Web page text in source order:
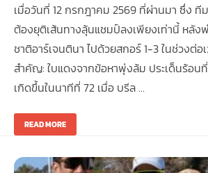
เมื่อวันที่ 12 กรกฎาคม 2569 ที่ผ่านมา ซึ่ง ที
ต้องยุติเส้นทางลุ้นแชมป์ลงเพียงเท่านี้ หลัง
ชาติอาร์เจนตินา ไปด้วยสกอร์ 1-3 ในช่วงต่อ
สำคัญ: ใบแดงจากข้อหาพุ่งล้ม ประเด็นร้อ
เกิดขึ้นในนาทีที่ 72 เมื่อ บรีล …
READ MORE